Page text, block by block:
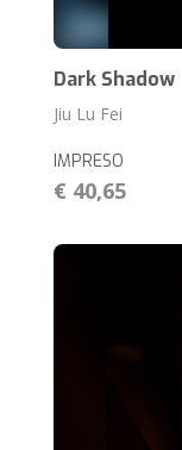
Dark Shadow
Jiu Lu Fei
IMPRESO
€ 40,65